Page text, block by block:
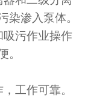
染渗入泵体。
吸污作业操作
。
工作可靠。